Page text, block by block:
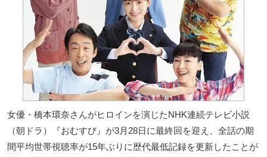
女優・橋本環奈さんがヒロインを演じたNHK連続テレビ小説
（朝ドラ）『おむすび』が3月28日に最終回を迎え、全話の期
間平均世帯視聴率が15年ぶりに歴代最低記録を更新したことが